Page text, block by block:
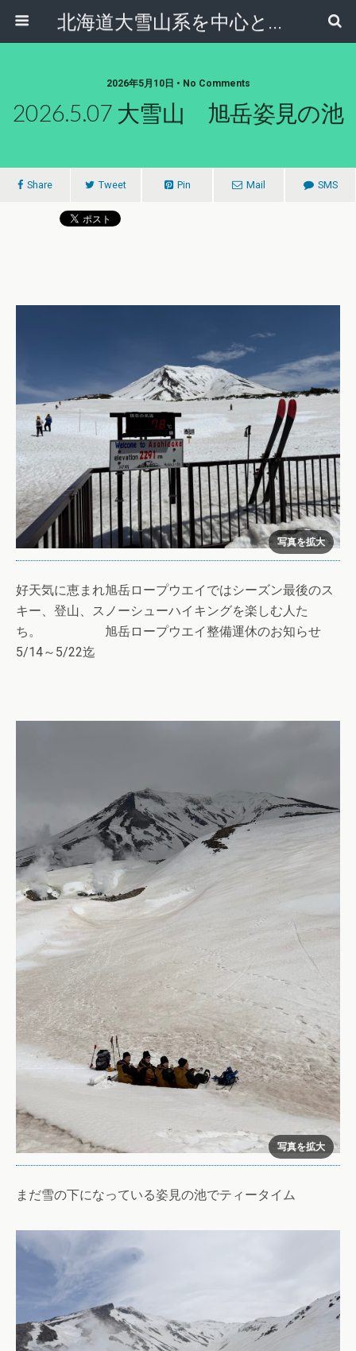
北海道大雪山系を中心とした登山・自然ガイド｜大雪山倶楽部ブログ
2026年5月10日 • No Comments
2026.5.07 大雪山 旭岳姿見の池
Share Tweet Pin Mail SMS
好天気に恵まれ旭岳ロープウエイではシーズン最後のス
キー、登山、スノーシューハイキングを楽しむ人た
ち。 旭岳ロープウエイ整備運休のお知らせ
5/14～5/22迄
まだ雪の下になっている姿見の池でティータイム